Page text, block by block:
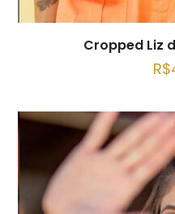
Cropped Liz
R$